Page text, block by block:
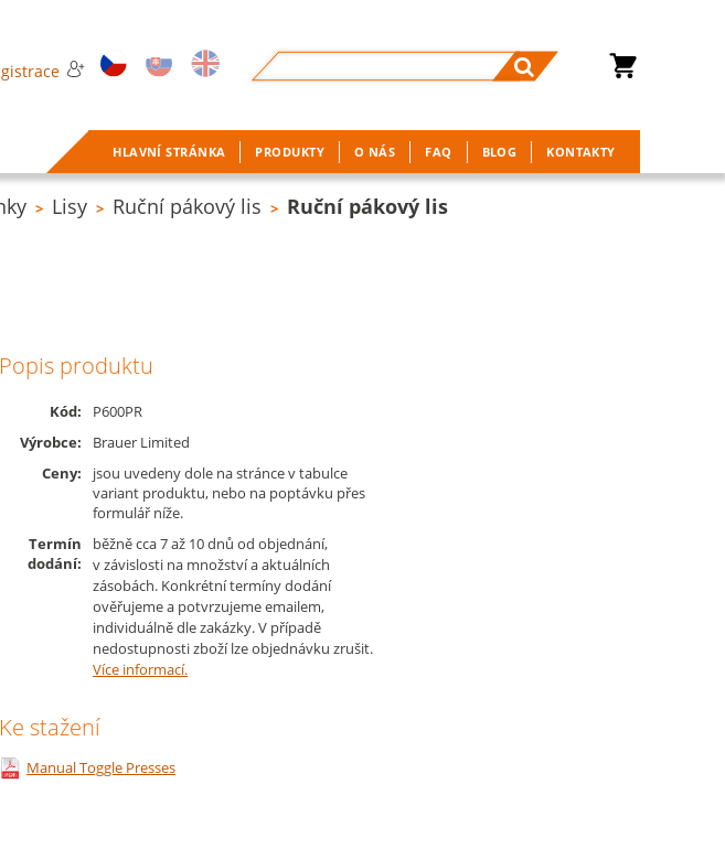
HLAVNÍ STRÁNKA PRODUKTY O NÁS FAQ BLOG KONTAKTY
> Lisy > Ruční pákový lis > Ruční pákový lis
Popis produktu
Kód:
P600PR
Výrobce:
Brauer Limited
Ceny:
jsou uvedeny dole na stránce v tabulce
variant produktu, nebo na poptávku přes
formulář níže.
Termín
dodání:
běžně cca 7 až 10 dnů od objednání,
v závislosti na množství a aktuálních
zásobách. Konkrétní termíny dodání
ověřujeme a potvrzujeme emailem,
individuálně dle zakázky. V případě
nedostupnosti zboží lze objednávku zrušit.
Více informací.
Ke stažení
Manual Toggle Presses